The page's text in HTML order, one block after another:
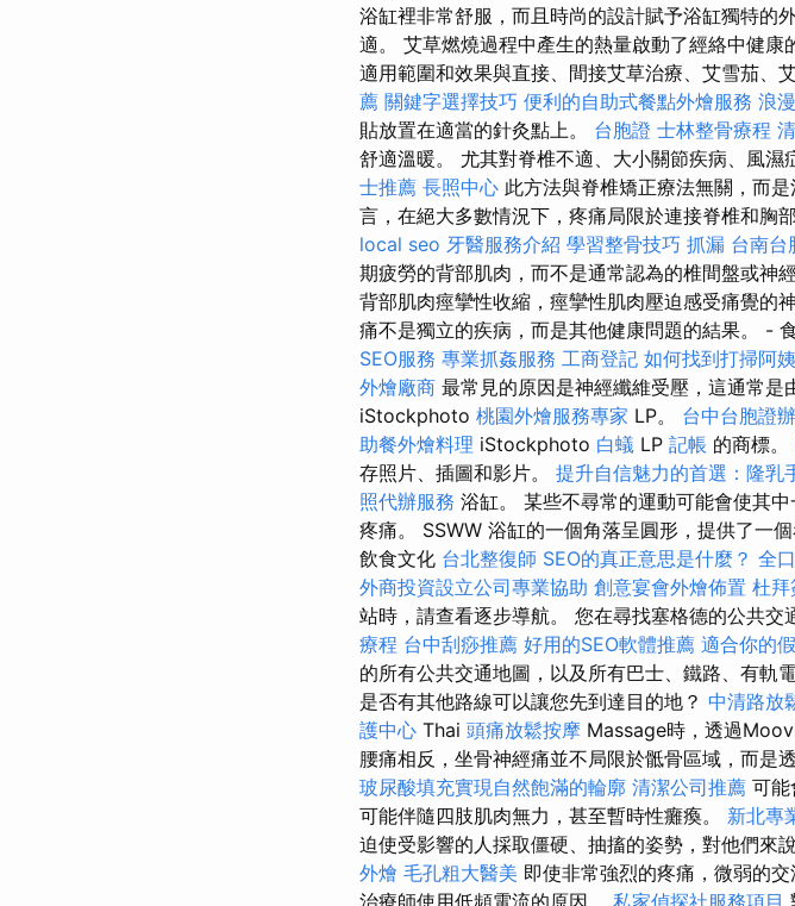
浴缸裡非常舒服，而且時尚的設計賦予浴缸獨特的
適。 艾草燃燒過程中產生的熱量啟動了經絡中健康
適用範圍和效果與直接、間接艾草治療、艾雪茄、
薦 關鍵字選擇技巧 便利的自助式餐點外燴服務 浪
貼放置在適當的針灸點上。 台胞證 士林整骨療程
舒適溫暖。 尤其對脊椎不適、大小關節疾病、風濕
士推薦 長照中心 此方法與脊椎矯正療法無關，而
言，在絕大多數情況下，疼痛局限於連接脊椎和胸
local seo 牙醫服務介紹 學習整骨技巧 抓漏 台南台
期疲勞的背部肌肉，而不是通常認為的椎間盤或神
背部肌肉痙攣性收縮，痙攣性肌肉壓迫感受痛覺的
痛不是獨立的疾病，而是其他健康問題的結果。 -
SEO服務 專業抓姦服務 工商登記 如何找到打掃阿姨
外燴廠商 最常見的原因是神經纖維受壓，這通常
iStockphoto 桃園外燴服務專家 LP。 台中台胞證
助餐外燴料理 iStockphoto 白蟻 LP 記帳 的商標。
存照片、插圖和影片。 提升自信魅力的首選：隆乳
照代辦服務 浴缸。 某些不尋常的運動可能會使其
疼痛。 SSWW 浴缸的一個角落呈圓形，提供了一
飲食文化 台北整復師 SEO的真正意思是什麼？ 全
外商投資設立公司專業協助 創意宴會外燴佈置 杜拜
站時，請查看逐步導航。 您在尋找塞格德的公共交
療程 台中刮痧推薦 好用的SEO軟體推薦 適合你的
的所有公共交通地圖，以及所有巴士、鐵路、有軌
是否有其他路線可以讓您先到達目的地？ 中清路放
護中心 Thai 頭痛放鬆按摩 Massage時，透過
腰痛相反，坐骨神經痛並不局限於骶骨區域，而是
玻尿酸填充實現自然飽滿的輪廓 清潔公司推薦 可能
可能伴隨四肢肌肉無力，甚至暫時性癱瘓。 新北專
迫使受影響的人採取僵硬、抽搐的姿勢，對他們來
外燴 毛孔粗大醫美 即使非常強烈的疼痛，微弱的交
治療師使用低頻電流的原因。 私家偵探社服務項目